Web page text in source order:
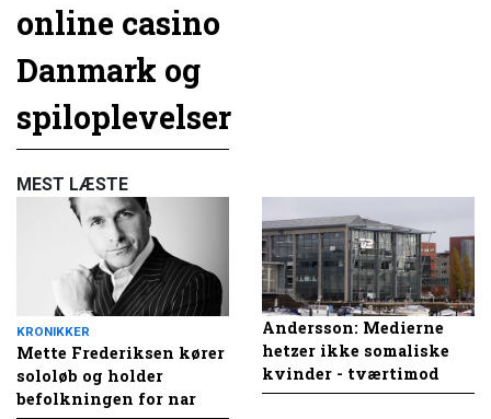
online casino
Danmark og
spiloplevelser
MEST LÆSTE
KRONIKKER
Mette Frederiksen kører
sololøb og holder
befolkningen for nar
Andersson: Medierne
hetzer ikke somaliske
kvinder - tværtimod